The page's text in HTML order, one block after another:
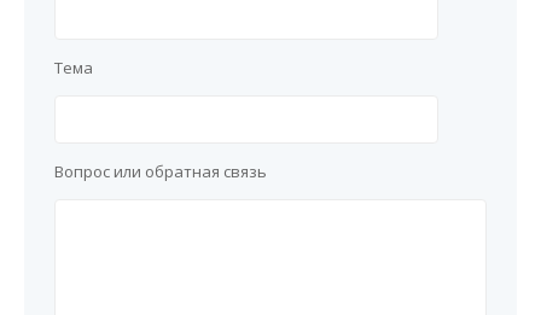
Тема
Вопрос или обратная связь